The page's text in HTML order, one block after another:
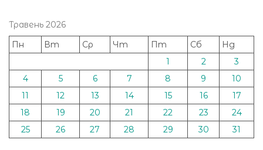
Травень 2026
Пн
Вт Ср Чт Пт Сб
Нд
1
2
3
4
5 6 7 8 9
10
11
12 13 14 15 16
17
18
19 20 21 22 23
24
25
26 27 28 29 30 31